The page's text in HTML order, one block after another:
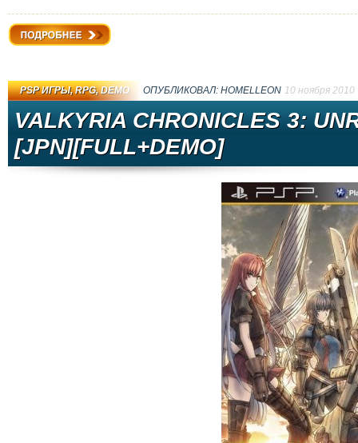
PSP ИГРЫ,RPG,DEMO ОПУБЛИКОВАЛ: HOMELLEON 10 ноября 2010
VALKYRIA CHRONICLES 3:
[JPN][FULL+DEMO]